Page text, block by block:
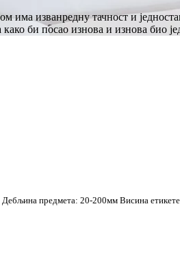
изванредну тачност и
би посао изнова и изнова био
предмета: 20-200мм Висина